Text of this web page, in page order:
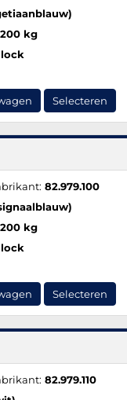
200 kg
Selecteren
82.979.100
200 kg
Selecteren
82.979.110